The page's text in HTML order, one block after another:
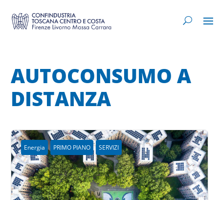
AUTOCONSUMO A
DISTANZA
Energia PRIMO PIANO SERVIZI